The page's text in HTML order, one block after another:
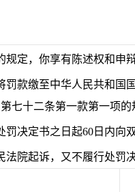
定，你享有陈述权和申辩
罚款缴至中华人民共和
七十二条第一款第一项的
决定书之日起60日内向
院起诉，又不履行处罚